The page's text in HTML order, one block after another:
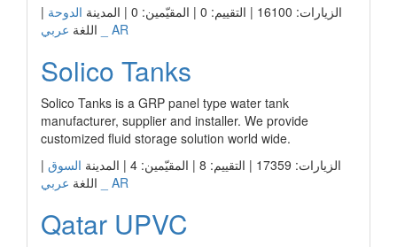
الزيارات: 16100 | التقييم: 0 | المقيّمين: 0 | المدينة
الدوحة |
اللغة عربي _ AR
Solico Tanks
Solico Tanks is a GRP panel type water tank
manufacturer, supplier and installer. We provide
customized fluid storage solution world wide.
الزيارات: 17359 | التقييم: 8 | المقيّمين: 4 | المدينة
السوق |
اللغة عربي _ AR
Qatar UPVC